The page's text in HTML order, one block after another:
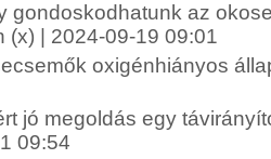
gondoskodhatunk az
(x) | 2024-09-19 09:01
oxigénhiányos
jó megoldás egy
09:54